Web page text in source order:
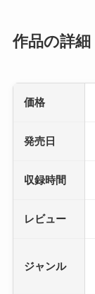
作品の詳細
価格
発売日
収録時間
レビュー
ジャンル